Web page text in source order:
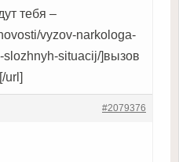
тебя –
vyzov-narkologa-
situacij/]вызов
url]
#2079376